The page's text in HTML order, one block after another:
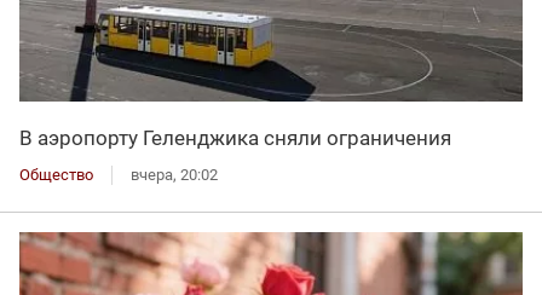
В аэропорту Геленджика сняли ограничения
Общество вчера, 20:02